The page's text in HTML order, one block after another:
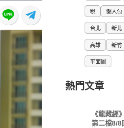
稅 懶人包
台北 新北
高雄 新竹
平面圖
熱門文章
《龍藏經
第二檔8/